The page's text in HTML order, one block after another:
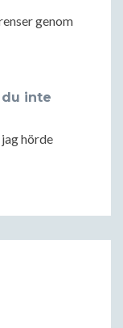
genom
du inte
hörde